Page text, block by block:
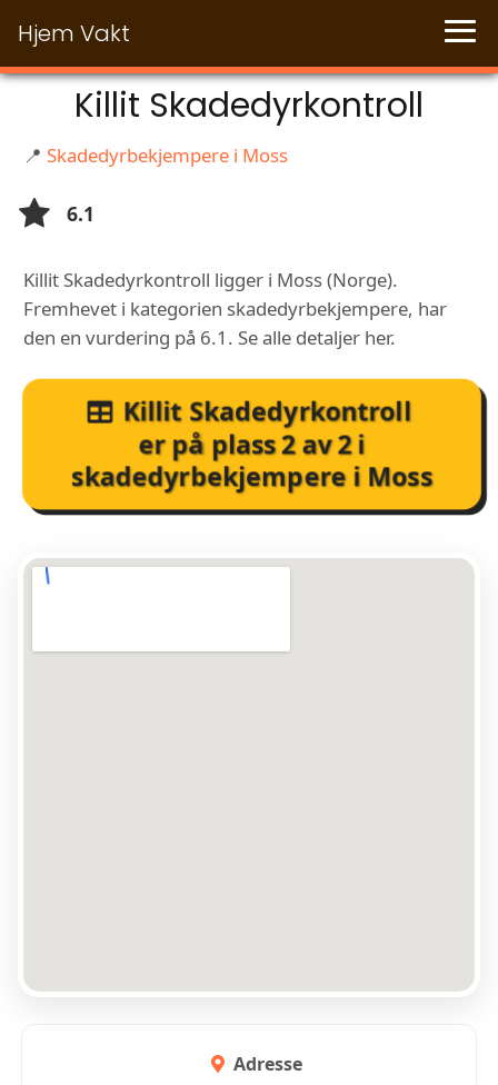
Hjem Vakt
Killit Skadedyrkontroll
📍 Skadedyrbekjempere i Moss
6.1
Killit Skadedyrkontroll ligger i Moss (Norge).
Fremhevet i kategorien skadedyrbekjempere, har
den en vurdering på 6.1. Se alle detaljer her.
Killit Skadedyrkontroll
er på plass2av2i
skadedyrbekjempere i Moss
Adresse